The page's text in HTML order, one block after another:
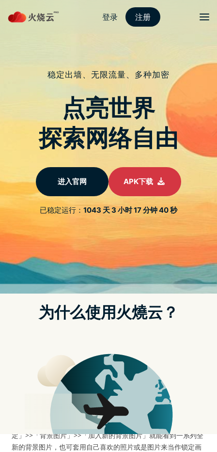
至
正
文 protonvpn下载
IPHONE
iOS 16 上线！iPhone 用户不可不知的 10 项
实用功能总整理 如何设定一次看
发表评论
与大家分享十个 iOS 16 的亮点功能
10 个 iOS 16 实用功能，也会一步步教大家如何设定，有兴趣的
獭友一起来看看
在锁定画面加入小工具
首先是大部分用户应该最有感的「锁定画面」。更新後，至「设
定」>>「背景图片」>>「加入新的背景图片」就能看到一系列全
新的背景图片，也可套用自己喜欢的照片或是图片来当作锁定画